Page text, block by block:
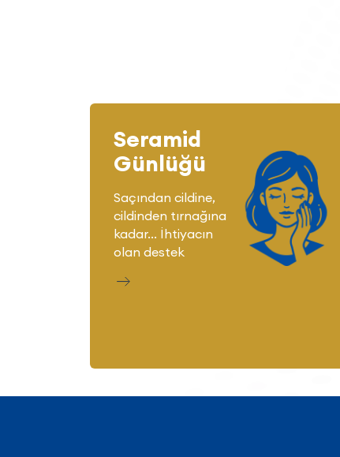
Seramid
Günlüğü
Saçından cildine,
cildinden tırnağına
kadar... İhtiyacın
olan destek